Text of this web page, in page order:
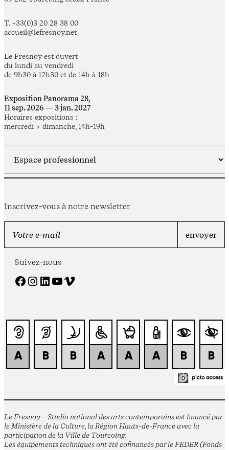
T. +33(0)3 20 28 38 00
accueil@lefresnoy.net
Le Fresnoy est ouvert
du lundi au vendredi
de 9h30 à 12h30 et de 14h à 18h
Exposition Panorama 28,
11 sep. 2026 — 3 jan. 2027
Horaires expositions :
mercredi > dimanche, 14h-19h
Inscrivez-vous à notre newsletter
Suivez-nous
Facebook Instagram LinkedIn YouTube Vimeo
Le Fresnoy – Studio national des arts contemporains est financé par
le Ministère de la Culture, la Région Hauts-de-France avec la
participation de la Ville de Tourcoing.
Les équipements techniques ont été cofinancés par le FEDER (Fonds